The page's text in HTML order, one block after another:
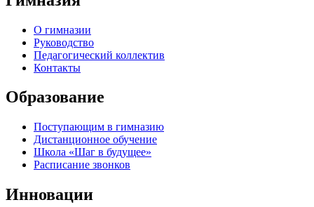
О гимназии
Руководство
Педагогический коллектив
Контакты
Образование
Поступающим в гимназию
Дистанционное обучение
Школа «Шаг в будущее»
Расписание звонков
Инновации